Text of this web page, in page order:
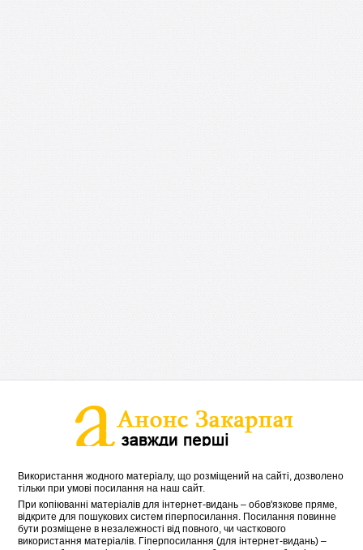
Використання жодного матеріалу, що розміщений на сайті, дозволено
тільки при умові посилання на наш сайт.
При копіюванні матеріалів для інтернет-видань – обов'язкове пряме,
відкрите для пошукових систем гіперпосилання. Посилання повинне
бути розміщене в незалежності від повного, чи часткового
використання матеріалів. Гіперпосилання (для інтернет-видань) –